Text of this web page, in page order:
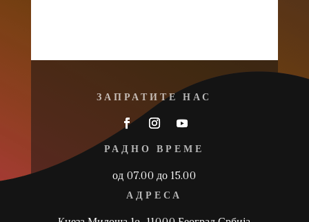
ЗАПРАТИТЕ НАС
РАДНО ВРЕМЕ
од 07.00 до 15.00
АДРЕСА